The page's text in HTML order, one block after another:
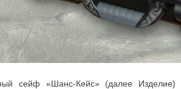
сейф «Шанс-Кейс» (далее Изделие)